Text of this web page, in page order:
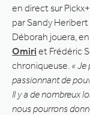
en direct sur
par Sandy
Déborah jouera,
Omiri et Frédéric
chroniqueuse. «
passionnant de
Il y a de nombreux
nous pourrons